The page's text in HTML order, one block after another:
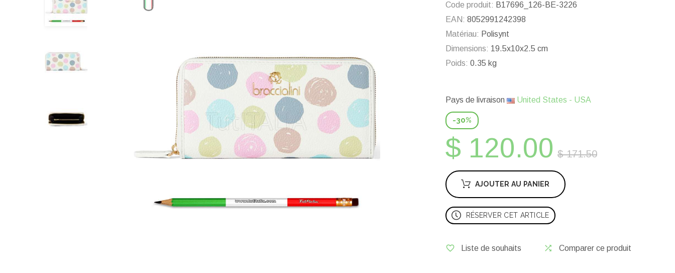
Code produit: B17696_126-BE-3226
EAN: 8052991242398
Matériau: Polisynt
Dimensions: 19.5x10x2.5 cm
Poids: 0.35 kg
Pays de livraison United States - USA
-30%
$ 120.00 $ 171.50
AJOUTER AU PANIER
RÉSERVER CET ARTICLE
Liste de souhaits Comparer ce produit